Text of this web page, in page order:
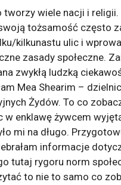
tworzy wiele nacji i religii.
tożsamość często
kilkunastu ulic i
zasady społeczne.
zwykłą ludzką
Mea Shearim –
Żydów. To co
w enklawę żywcem
mi na długo.
informacje
tutaj rygoru norm
to nie to samo co